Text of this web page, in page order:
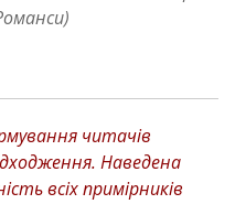
читачів
Наведена
всіх примірників